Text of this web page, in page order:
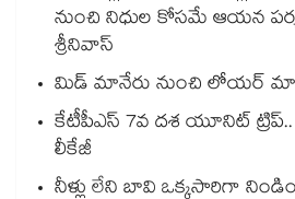
నుంచి నిధుల కోసమే ఆయన
శ్రీనివాస్
మిడ్ మానేరు నుంచి లోయర్
కేటీపీఎస్ 7వ దశ యూనిట్
లీకేజీ
నీళ్లు లేని బావి ఒక్కసారిగా